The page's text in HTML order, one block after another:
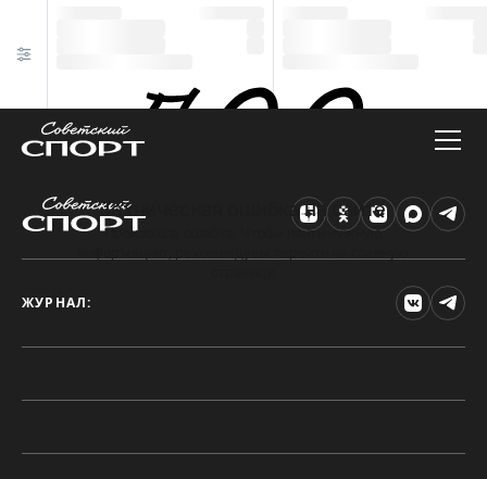
Техническая ошибка на сайте
Произошла ошибка. Чтобы найти нужную
ЖУРНАЛ: